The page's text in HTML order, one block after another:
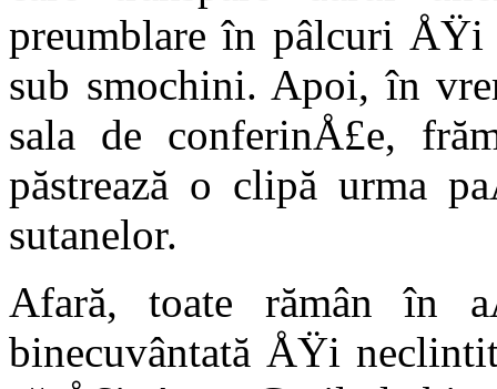
preumblare în pâlcuri ÅŸi
sub smochini. Apoi, în
sala de conferinÅ£e,
păstrează o clipă urma
sutanelor.
Afară, toate rămân în
binecuvântată ÅŸi